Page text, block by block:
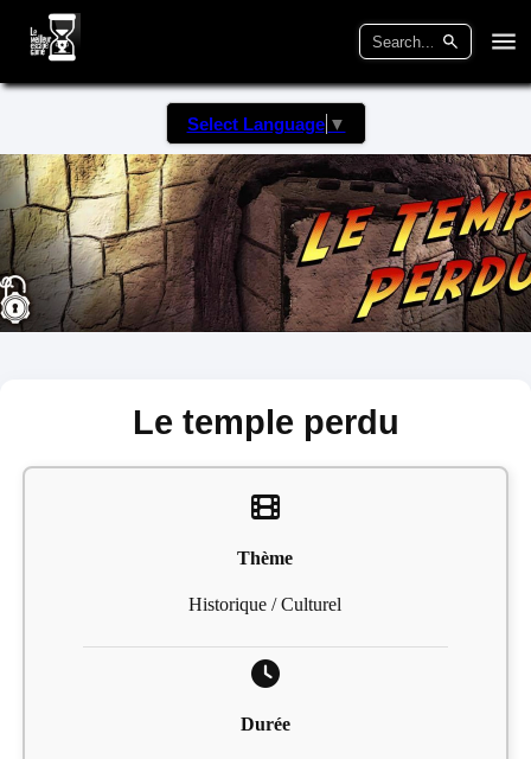
Select Language ▼
Le temple perdu
Thème
Historique / Culturel
Durée